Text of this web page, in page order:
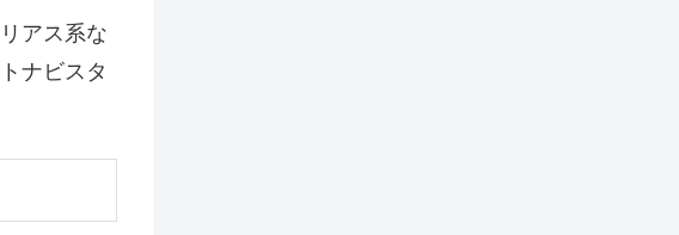
アス系な
ナビスタ